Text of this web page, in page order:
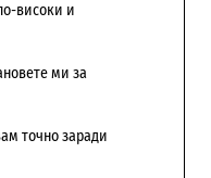
високи и
ми за
точно заради